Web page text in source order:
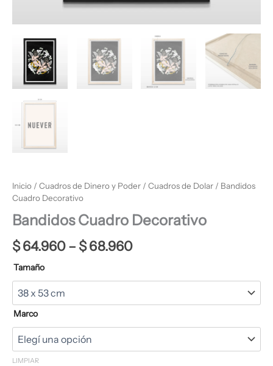
Inicio / Cuadros de Dinero y Poder / Cuadros de Dolar / Bandidos
Cuadro Decorativo
Bandidos Cuadro Decorativo
$64.960– $68.960
Tamaño
Marco
LIMPIAR